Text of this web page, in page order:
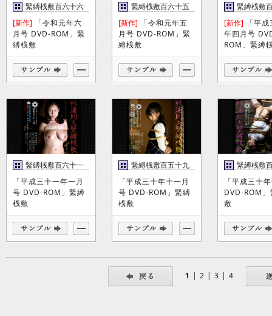
緊縛桟敷百六十六
巻
[新作] 「令和元年六
月号 DVD-ROM」緊
縛桟敷
緊縛桟敷百六十五
巻
[新作] 「令和元年五
月号 DVD-ROM」緊
縛桟敷
緊縛桟敷
巻
[新作] 「平
年四月号
ROM」緊縛
緊縛桟敷百六十一
巻
「平成三十一年一月
号 DVD-ROM」緊縛
桟敷
緊縛桟敷百五十九
巻
「平成三十年十一月
号 DVD-ROM」緊縛
桟敷
緊縛桟敷
巻
「平成三十
DVD-ROM
敷
1 | 2 | 3 | 4